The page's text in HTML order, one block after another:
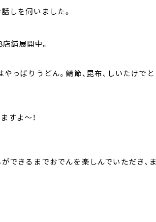
しを伺いました。
舗展開中。
っぱりうどん。鯖節、昆布、しいたけでと
すよ～！
できるまでおでんを楽しんでいただき、ま